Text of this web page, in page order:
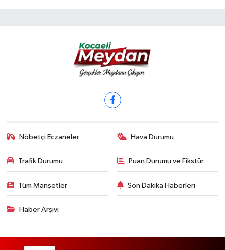
Nöbetçi Eczaneler Hava Durumu
Trafik Durumu Puan Durumu ve Fikstür
Tüm Manşetler Son Dakika Haberleri
Haber Arşivi